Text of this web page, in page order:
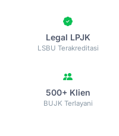
Legal LPJK
LSBU Terakreditasi
500+ Klien
BUJK Terlayani